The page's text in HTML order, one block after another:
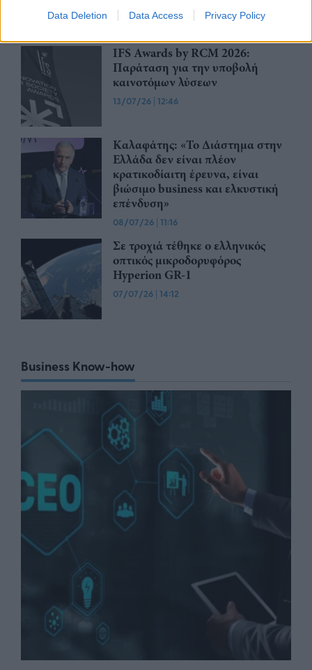
Data Deletion Data Access Privacy Policy
14/07/26
IFS Awards by RCM 2026:
Παράταση για την υποβολή
καινοτόμων λύσεων
13/07/26 | 12:46
Καλαφάτης: «Το Διάστημα στην
Ελλάδα δεν είναι πλέον
κρατικοδίαιτη έρευνα, είναι
βιώσιμο business και ελκυστική
επένδυση»
08/07/26 | 11:16
Σε τροχιά τέθηκε ο ελληνικός
οπτικός μικροδορυφόρος
Hyperion GR-1
07/07/26 | 14:12
Business Know-how